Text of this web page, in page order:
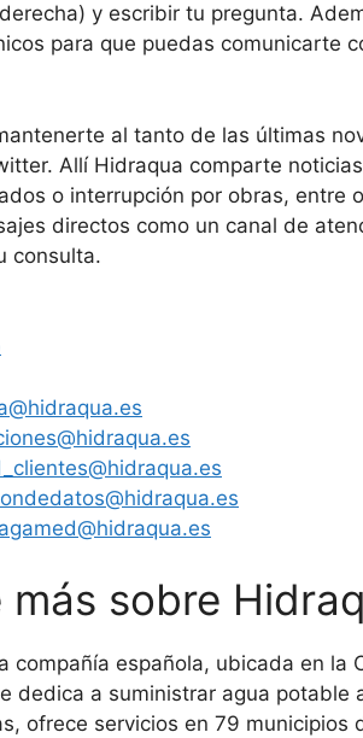
y escribir tu pregunta.
para que puedas comunicarte
al tanto de las últimas
Allí Hidraqua comparte
o interrupción por obras, entre
directos como un canal de
consulta.
más sobre
compañía española, ubicada en la
dedica a suministrar agua
ofrece servicios en 79 municipios